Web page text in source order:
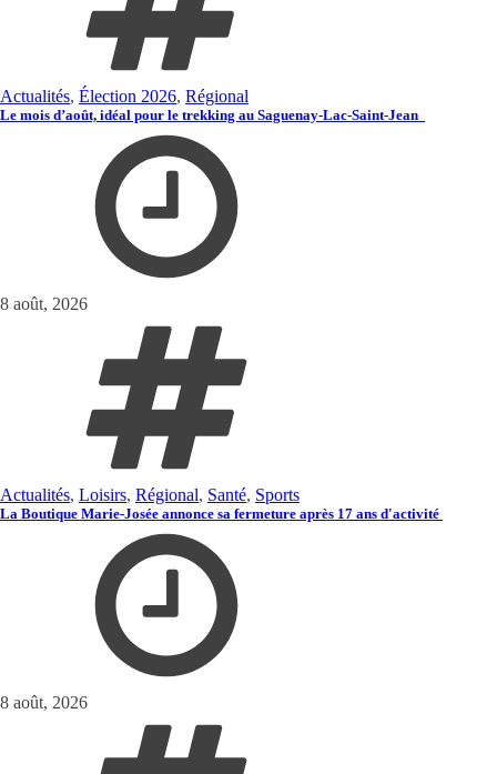
Actualités, Élection 2026, Régional
Le mois d’août, idéal pour le trekking au Saguenay-Lac-Saint-Jean
8 août, 2026
Actualités, Loisirs, Régional, Santé, Sports
La Boutique Marie-Josée annonce sa fermeture après 17 ans d'activité
8 août, 2026